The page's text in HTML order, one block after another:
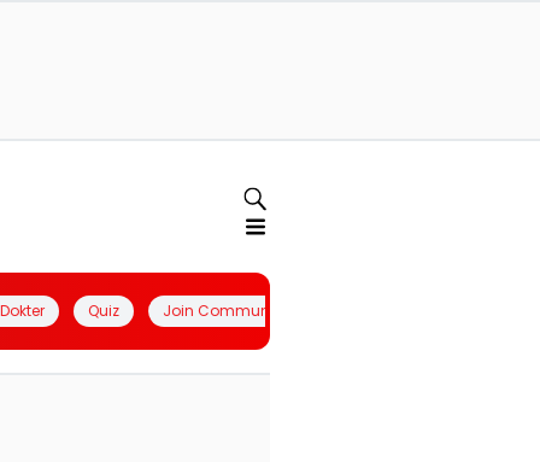
Quiz Join Community